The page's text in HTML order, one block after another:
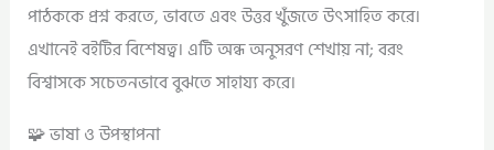
পাঠককে প্রশ্ন করতে, ভাবতে এবং উত্তর খুঁজতে উৎসাহিত করে।
এখানেই বইটির বিশেষত্ব। এটি অন্ধ অনুসরণ শেখায় না; বরং
বিশ্বাসকে সচেতনভাবে বুঝতে সাহায্য করে।
🧩 ভাষা ও উপস্থাপনা